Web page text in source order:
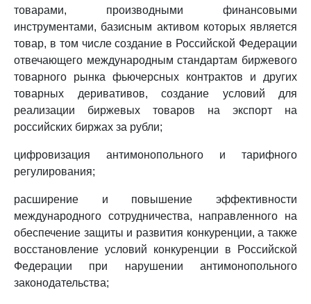
товарами, производными финансовыми
инструментами, базисным активом которых является
товар, в том числе создание в Российской Федерации
отвечающего международным стандартам биржевого
товарного рынка фьючерсных контрактов и других
товарных деривативов, создание условий для
реализации биржевых товаров на экспорт на
российских биржах за рубли;
цифровизация антимонопольного и тарифного
регулирования;
расширение и повышение эффективности
международного сотрудничества, направленного на
обеспечение защиты и развития конкуренции, а также
восстановление условий конкуренции в Российской
Федерации при нарушении антимонопольного
законодательства;